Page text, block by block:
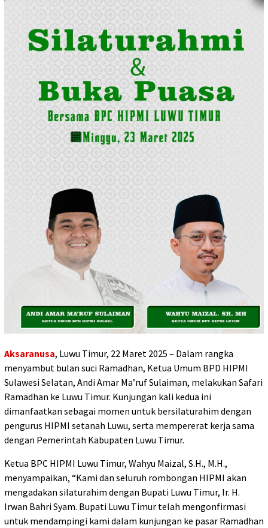
Aksaranusa, Luwu Timur, 22 Maret 2025 – Dalam rangka
menyambut bulan suci Ramadhan, Ketua Umum BPD HIPMI
Sulawesi Selatan, Andi Amar Ma’ruf Sulaiman, melakukan Safari
Ramadhan ke Luwu Timur. Kunjungan kali kedua ini
dimanfaatkan sebagai momen untuk bersilaturahim dengan
pengurus HIPMI setanah Luwu, serta mempererat kerja sama
dengan Pemerintah Kabupaten Luwu Timur.
Ketua BPC HIPMI Luwu Timur, Wahyu Maizal, S.H., M.H.,
menyampaikan, “Kami dan seluruh rombongan HIPMI akan
mengadakan silaturahim dengan Bupati Luwu Timur, Ir. H.
Irwan Bahri Syam. Bupati Luwu Timur telah mengonfirmasi
untuk mendampingi kami dalam kunjungan ke pasar Ramadhan